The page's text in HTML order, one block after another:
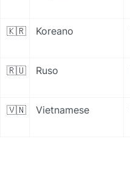
🇰🇷 Koreano
🇷🇺 Ruso
🇻🇳 Vietnamese